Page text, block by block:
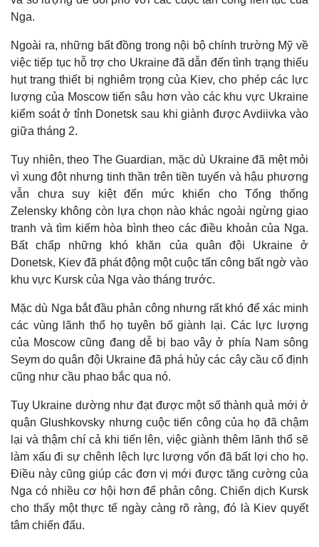
Pháp luật
Vụ án
Tin nóng
Tư vấn luật
Quân sự - Quốc phòng
Vũ khí
Việt Nam
Phân tích
Nga.
Ngoài ra, những bất đồng trong nội bộ chính trường Mỹ về
việc tiếp tục hỗ trợ cho Ukraine đã dẫn đến tình trạng thiếu
hụt trang thiết bị nghiêm trọng của Kiev, cho phép các lực
lượng của Moscow tiến sâu hơn vào các khu vực Ukraine
kiểm soát ở tỉnh Donetsk sau khi giành được Avdiivka vào
giữa tháng 2.
Tuy nhiên, theo The Guardian, mặc dù Ukraine đã mệt mỏi
vì xung đột nhưng tinh thần trên tiền tuyến và hậu phương
vẫn chưa suy kiệt đến mức khiến cho Tổng thống
Zelensky không còn lựa chọn nào khác ngoài ngừng giao
tranh và tìm kiếm hòa bình theo các điều khoản của Nga.
Bất chấp những khó khăn của quân đội Ukraine ở
Donetsk, Kiev đã phát động một cuộc tấn công bất ngờ vào
khu vực Kursk của Nga vào tháng trước.
Mặc dù Nga bắt đầu phản công nhưng rất khó để xác minh
các vùng lãnh thổ họ tuyên bố giành lại. Các lực lượng
của Moscow cũng đang dễ bị bao vây ở phía Nam sông
Seym do quân đội Ukraine đã phá hủy các cây cầu cố định
cũng như cầu phao bắc qua nó.
Tuy Ukraine dường như đạt được một số thành quả mới ở
quận Glushkovsky nhưng cuộc tiến công của họ đã chậm
lại và thậm chí cả khi tiến lên, việc giành thêm lãnh thổ sẽ
làm xấu đi sự chênh lệch lực lượng vốn đã bất lợi cho họ.
Điều này cũng giúp các đơn vị mới được tăng cường của
Nga có nhiều cơ hội hơn để phản công. Chiến dịch Kursk
cho thấy một thực tế ngày càng rõ ràng, đó là Kiev quyết
tâm chiến đấu.